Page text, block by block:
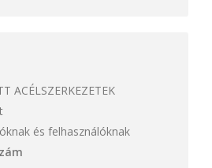
ACÉLSZERKEZETEK
és felhasználóknak